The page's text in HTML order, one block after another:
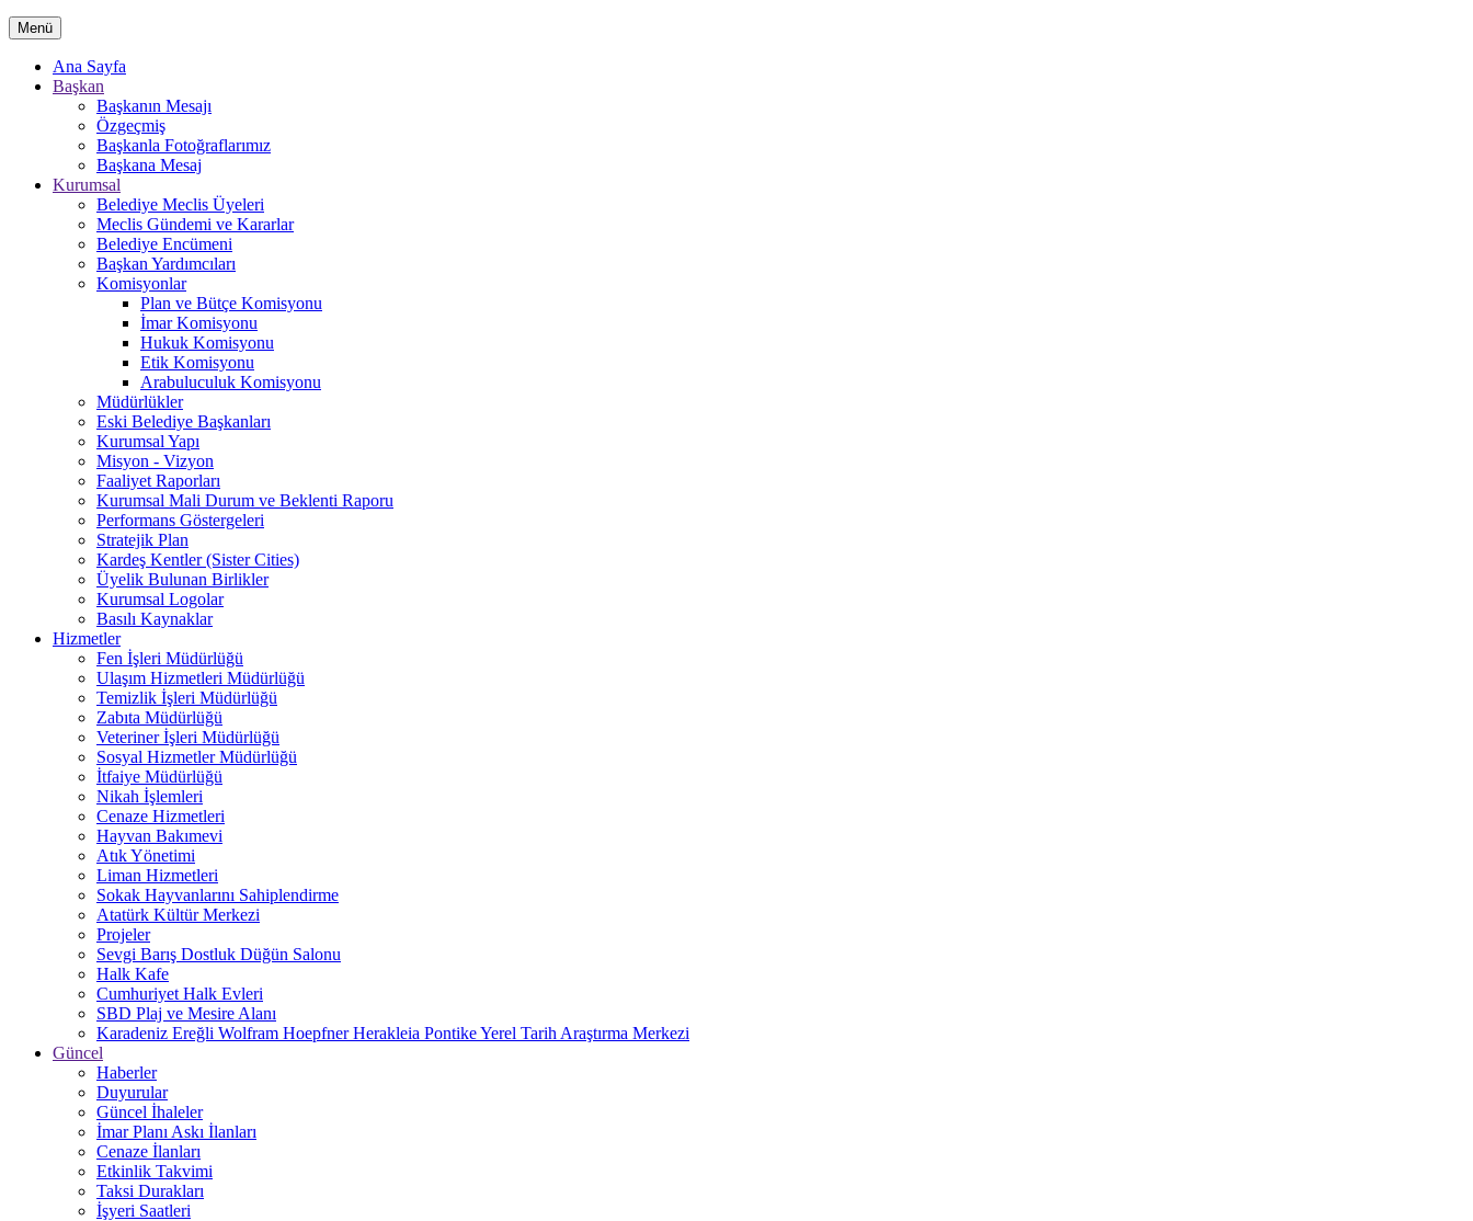
Menü
Ana Sayfa
Başkan
Başkanın Mesajı
Özgeçmiş
Başkanla Fotoğraflarımız
Başkana Mesaj
Kurumsal
Belediye Meclis Üyeleri
Meclis Gündemi ve Kararlar
Belediye Encümeni
Başkan Yardımcıları
Komisyonlar
Plan ve Bütçe Komisyonu
İmar Komisyonu
Hukuk Komisyonu
Etik Komisyonu
Arabuluculuk Komisyonu
Müdürlükler
Eski Belediye Başkanları
Kurumsal Yapı
Misyon - Vizyon
Faaliyet Raporları
Kurumsal Mali Durum ve Beklenti Raporu
Performans Göstergeleri
Stratejik Plan
Kardeş Kentler (Sister Cities)
Üyelik Bulunan Birlikler
Kurumsal Logolar
Basılı Kaynaklar
Hizmetler
Fen İşleri Müdürlüğü
Ulaşım Hizmetleri Müdürlüğü
Temizlik İşleri Müdürlüğü
Zabıta Müdürlüğü
Veteriner İşleri Müdürlüğü
Sosyal Hizmetler Müdürlüğü
İtfaiye Müdürlüğü
Nikah İşlemleri
Cenaze Hizmetleri
Hayvan Bakımevi
Atık Yönetimi
Liman Hizmetleri
Sokak Hayvanlarını Sahiplendirme
Atatürk Kültür Merkezi
Projeler
Sevgi Barış Dostluk Düğün Salonu
Halk Kafe
Cumhuriyet Halk Evleri
SBD Plaj ve Mesire Alanı
Karadeniz Ereğli Wolfram Hoepfner Herakleia Pontike Yerel Tarih Araştırma Merkezi
Güncel
Haberler
Duyurular
Güncel İhaleler
İmar Planı Askı İlanları
Cenaze İlanları
Etkinlik Takvimi
Taksi Durakları
İşyeri Saatleri